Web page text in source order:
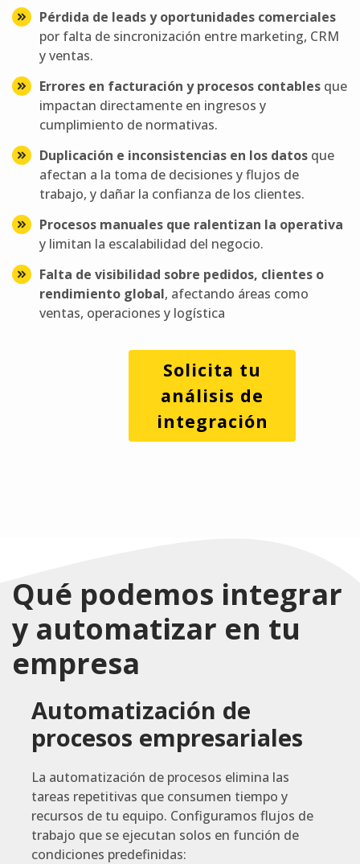
Pérdida de leads y oportunidades comerciales
por falta de sincronización entre marketing, CRM
y ventas.
Errores en facturación y procesos contables que
impactan directamente en ingresos y
cumplimiento de normativas.
Duplicación e inconsistencias en los datos que
afectan a la toma de decisiones y flujos de
trabajo, y dañar la confianza de los clientes.
Procesos manuales que ralentizan la operativa
y limitan la escalabilidad del negocio.
Falta de visibilidad sobre pedidos, clientes o
rendimiento global, afectando áreas como
ventas, operaciones y logística
Solicita tu
análisis de
integración
Qué podemos integrar
y automatizar en tu
empresa
Automatización de
procesos empresariales
La automatización de procesos elimina las
tareas repetitivas que consumen tiempo y
recursos de tu equipo. Configuramos flujos de
trabajo que se ejecutan solos en función de
condiciones predefinidas: